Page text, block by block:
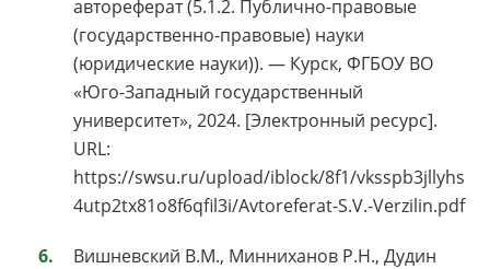
автореферат (5.1.2. Публично-правовые
(государственно-правовые) науки
(юридические науки)). — Курск, ФГБОУ ВО
«Юго-Западный государственный
университет», 2024. [Электронный ресурс].
URL:
https://swsu.ru/upload/iblock/8f1/vksspb3jllyhs
4utp2tx81o8f6qfil3i/Avtoreferat-S.V.-Verzilin.pdf
Вишневский В.М., Минниханов Р.Н., Дудин